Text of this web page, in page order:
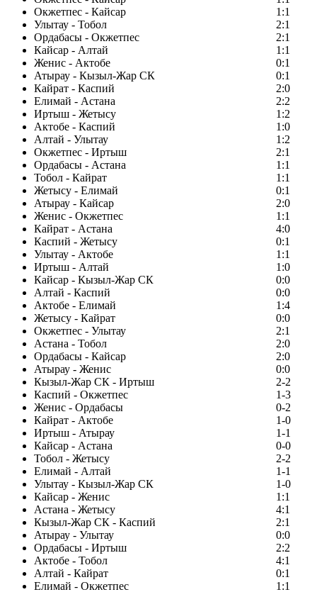
Окжетпес - Кайсар
1:1
Улытау - Тобол
2:1
Ордабасы - Окжетпес
2:1
Кайсар - Алтай
1:1
Женис - Актобе
0:1
Атырау - Кызыл-Жар СК
0:1
Кайрат - Каспий
2:0
Елимай - Астана
2:2
Иртыш - Жетысу
1:2
Актобе - Каспий
1:0
Алтай - Улытау
1:2
Окжетпес - Иртыш
2:1
Ордабасы - Астана
1:1
Тобол - Кайрат
1:1
Жетысу - Елимай
0:1
Атырау - Кайсар
2:0
Женис - Окжетпес
1:1
Кайрат - Астана
4:0
Каспий - Жетысу
0:1
Улытау - Актобе
1:1
Иртыш - Алтай
1:0
Кайсар - Кызыл-Жар СК
0:0
Алтай - Каспий
0:0
Актобе - Елимай
1:4
Жетысу - Кайрат
0:0
Окжетпес - Улытау
2:1
Астана - Тобол
2:0
Ордабасы - Кайсар
2:0
Атырау - Женис
0:0
Кызыл-Жар СК - Иртыш
2-2
Каспий - Окжетпес
1-3
Женис - Ордабасы
0-2
Кайрат - Актобе
1-0
Иртыш - Атырау
1-1
Кайсар - Астана
0-0
Тобол - Жетысу
2-2
Елимай - Алтай
1-1
Улытау - Кызыл-Жар СК
1-0
Кайсар - Женис
1:1
Астана - Жетысу
4:1
Кызыл-Жар СК - Каспий
2:1
Атырау - Улытау
0:0
Ордабасы - Иртыш
2:2
Актобе - Тобол
4:1
Алтай - Кайрат
0:1
Елимай - Окжетпес
1:1